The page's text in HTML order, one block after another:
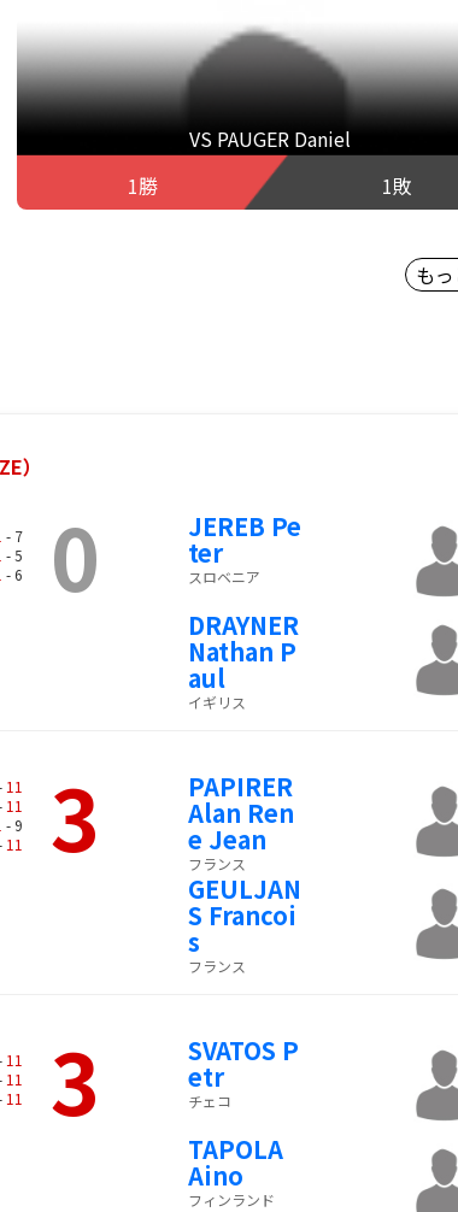
VS PAUGER Daniel
1勝
1敗
も
）
- 7
- 5
- 6 0 JEREB Pe
ter
スロベニア
DRAYNER
Nathan P
aul
イギリス
11
11
- 9
11 3 PAPIRER
Alan Ren
e Jean
フランス
GEULJAN
S Francoi
s
フランス
11
11
11 3 SVATOS P
etr
チェコ
TAPOLA
Aino
フィンランド